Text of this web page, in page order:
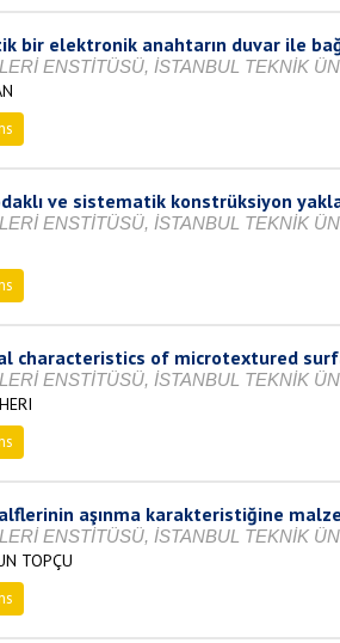
bir elektronik anahtarın duvar ile
ENSTİTÜSÜ, İSTANBUL TEKNİK
ve sistematik konstrüksiyon
ENSTİTÜSÜ, İSTANBUL TEKNİK
characteristics of microtextured
ENSTİTÜSÜ, İSTANBUL TEKNİK
aşınma karakteristiğine
ENSTİTÜSÜ, İSTANBUL TEKNİK
TOPÇU